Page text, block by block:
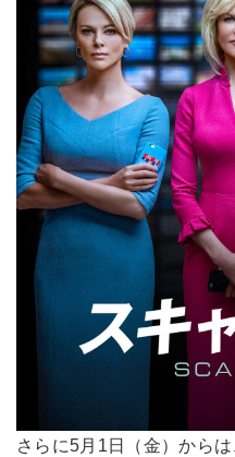
さらに5月1日（金）から